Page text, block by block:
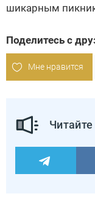
шикарным
Поделитесь с
Мне нравится